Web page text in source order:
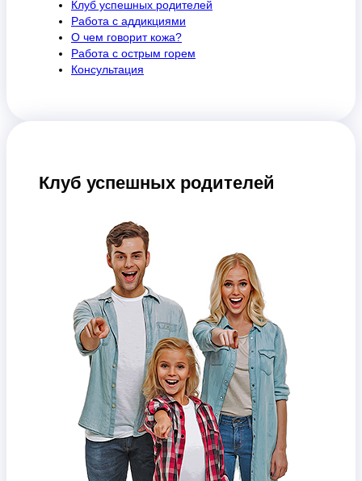
Клуб успешных родителей
Работа с аддикциями
О чем говорит кожа?
Работа с острым горем
Консультация
Клуб успешных родителей